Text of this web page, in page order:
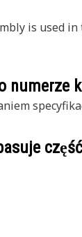
is used
numerze